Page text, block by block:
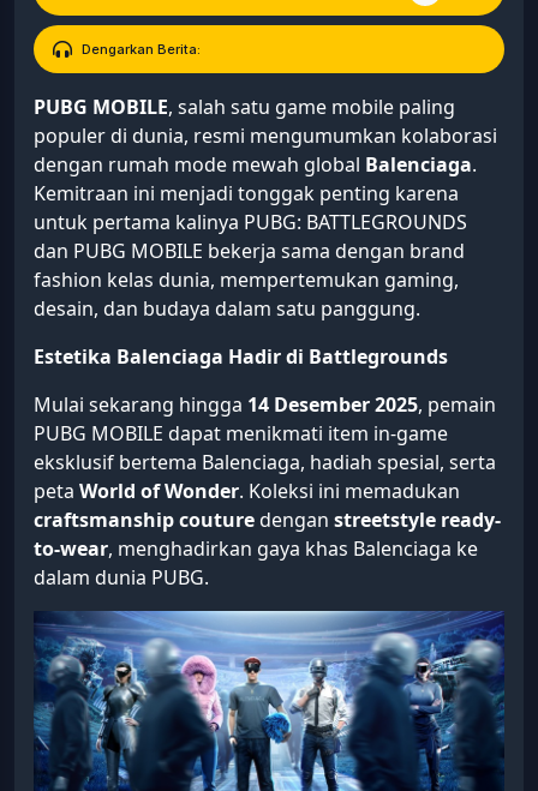
Dengarkan Berita:
PUBG MOBILE, salah satu game mobile paling
populer di dunia, resmi mengumumkan kolaborasi
dengan rumah mode mewah global Balenciaga.
Kemitraan ini menjadi tonggak penting karena
untuk pertama kalinya PUBG: BATTLEGROUNDS
dan PUBG MOBILE bekerja sama dengan brand
fashion kelas dunia, mempertemukan gaming,
desain, dan budaya dalam satu panggung.
Estetika Balenciaga Hadir di Battlegrounds
Mulai sekarang hingga 14 Desember 2025, pemain
PUBG MOBILE dapat menikmati item in-game
eksklusif bertema Balenciaga, hadiah spesial, serta
peta World of Wonder. Koleksi ini memadukan
craftsmanship couturedengan streetstyle ready-
to-wear, menghadirkan gaya khas Balenciaga ke
dalam dunia PUBG.